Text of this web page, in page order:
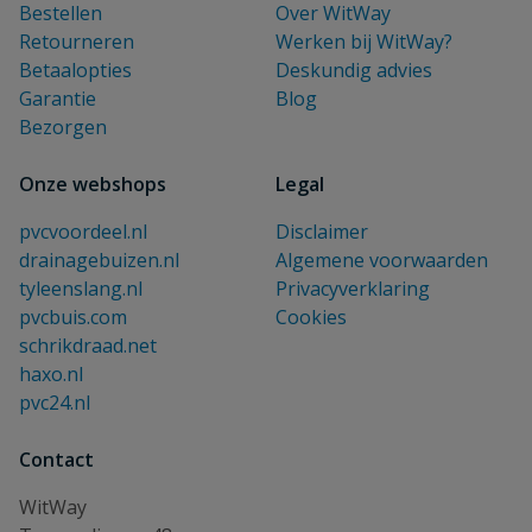
Bestellen
Retourneren
Betaalopties
Garantie
Bezorgen
Over WitWay
Werken bij WitWay?
Deskundig advies
Blog
Onze webshops
pvcvoordeel.nl
drainagebuizen.nl
tyleenslang.nl
pvcbuis.com
schrikdraad.net
haxo.nl
pvc24.nl
Legal
Disclaimer
Algemene voorwaarden
Privacyverklaring
Cookies
Contact
WitWay